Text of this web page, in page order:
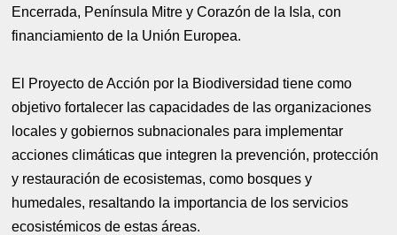
Encerrada, Península Mitre y Corazón de la Isla, con
financiamiento de la Unión Europea.
El Proyecto de Acción por la Biodiversidad tiene como
objetivo fortalecer las capacidades de las organizaciones
locales y gobiernos subnacionales para implementar
acciones climáticas que integren la prevención, protección
y restauración de ecosistemas, como bosques y
humedales, resaltando la importancia de los servicios
ecosistémicos de estas áreas.